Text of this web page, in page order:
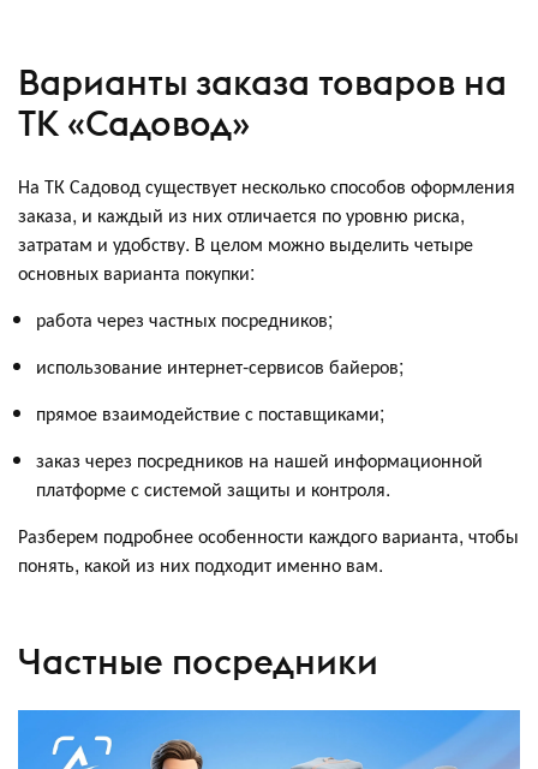
Варианты заказа товаров на
ТК «Садовод»
На ТК Садовод существует несколько способов оформления
заказа, и каждый из них отличается по уровню риска,
затратам и удобству. В целом можно выделить четыре
основных варианта покупки:
работа через частных посредников;
использование интернет-сервисов байеров;
прямое взаимодействие с поставщиками;
заказ через посредников на нашей информационной
платформе с системой защиты и контроля.
Разберем подробнее особенности каждого варианта, чтобы
понять, какой из них подходит именно вам.
Частные посредники